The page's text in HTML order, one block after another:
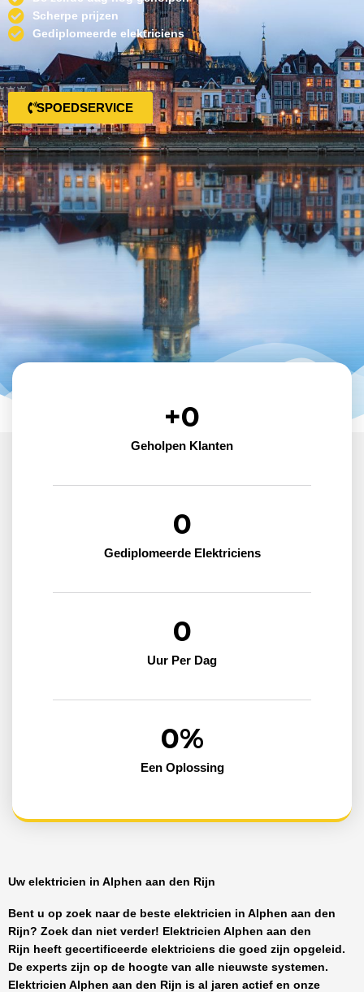
Scherpe prijzen
Gediplomeerde elektriciens
SPOEDSERVICE
Geholpen Klanten
+0
Gediplomeerde Elektriciens
0
Uur Per Dag
0
Een Oplossing
0%
Uw elektricien in Alphen aan den Rijn
Bent u op zoek naar de beste elektricien in Alphen aan den
Rijn? Zoek dan niet verder! Elektricien Alphen aan den
Rijn heeft gecertificeerde elektriciens die goed zijn opgeleid.
De experts zijn op de hoogte van alle nieuwste systemen.
Elektricien Alphen aan den Rijn is al jaren actief en onze